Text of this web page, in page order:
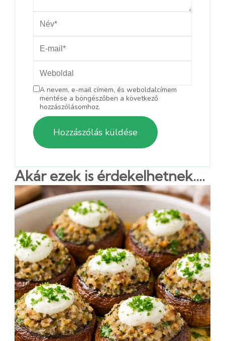
A nevem, e-mail címem, és weboldalcímem
mentése a böngészőben a következő
hozzászólásomhoz.
Akár ezek is érdekelhetnek....